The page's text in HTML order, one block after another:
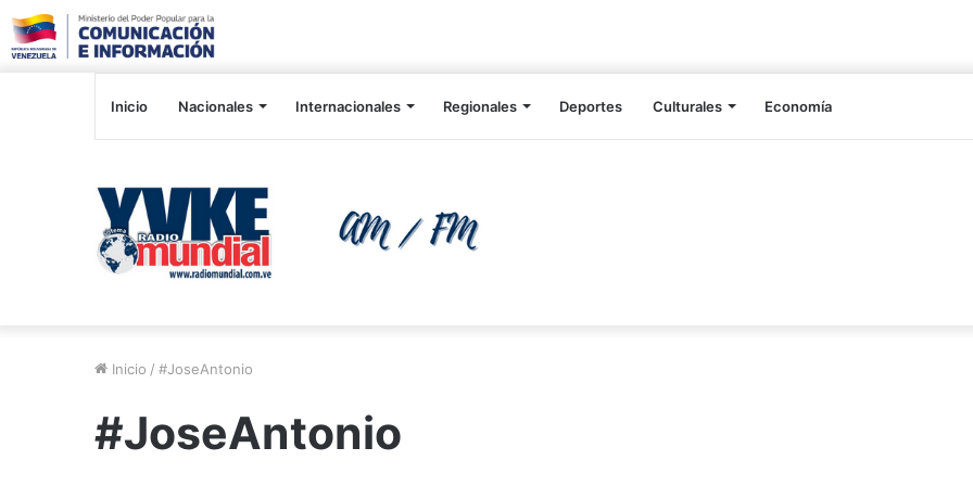
Inicio Nacionales Internacionales Regionales Deportes Culturales Economía
Inicio / #JoseAntonio
#JoseAntonio